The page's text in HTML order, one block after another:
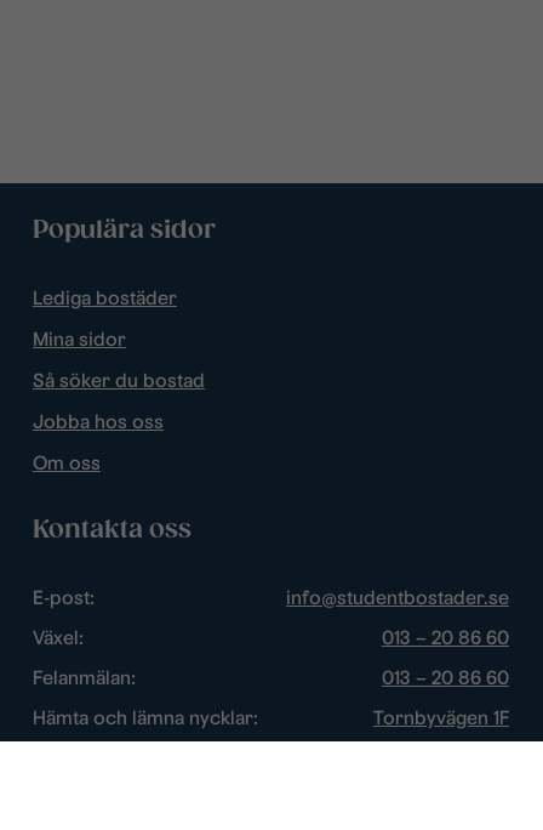
Populära sidor
Lediga bostäder
Mina sidor
Så söker du bostad
Jobba hos oss
Om oss
Kontakta oss
E-post:
info@studentbostader.se
Växel:
013 – 20 86 60
Felanmälan:
013 – 20 86 60
Hämta och lämna nycklar:
Tornbyvägen 1F